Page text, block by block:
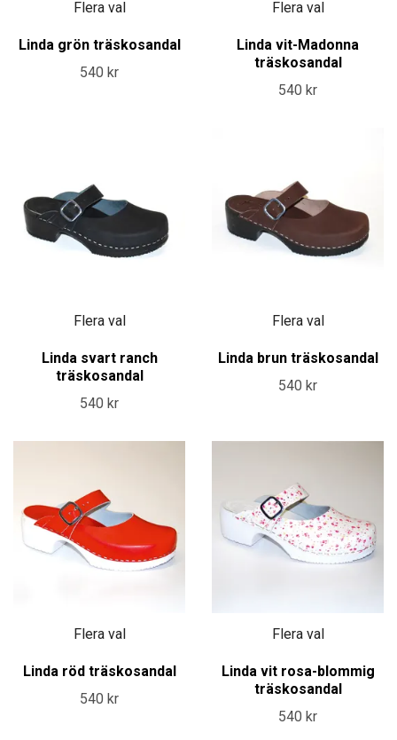
Flera val
Linda grön träskosandal
540 kr
Flera val
Linda vit-Madonna
träskosandal
540 kr
Flera val
Linda svart ranch
träskosandal
540 kr
Flera val
Linda brun träskosandal
540 kr
Flera val
Linda röd träskosandal
540 kr
Flera val
Linda vit rosa-blommig
träskosandal
540 kr